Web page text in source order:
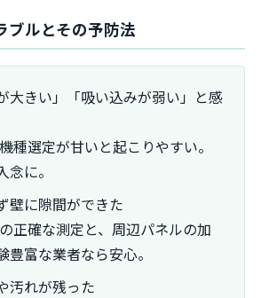
ブルとその予防法
大きい」「吸い込みが弱い」と感
種選定が甘いと起こりやすい。
に。
壁に隙間ができた
正確な測定と、周辺パネルの加
豊富な業者なら安心。
汚れが残った